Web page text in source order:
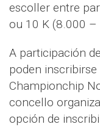
escoller entre
ou 10 K (8.000 –
A participación
poden
Championchip
concello
opción de